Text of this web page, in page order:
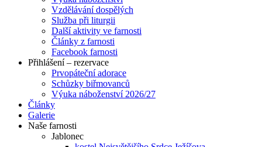
Vzdělávání dospělých
Služba při liturgii
Další aktivity ve farnosti
Články z farnosti
Facebook farnosti
Přihlášení – rezervace
Prvopáteční adorace
Schůzky biřmovanců
Výuka náboženství 2026/27
Články
Galerie
Naše farnosti
Jablonec